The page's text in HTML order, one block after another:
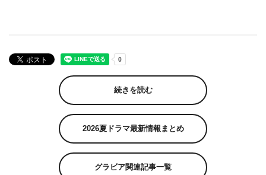
続きを読む
2026夏ドラマ最新情報まとめ
グラビア関連記事一覧